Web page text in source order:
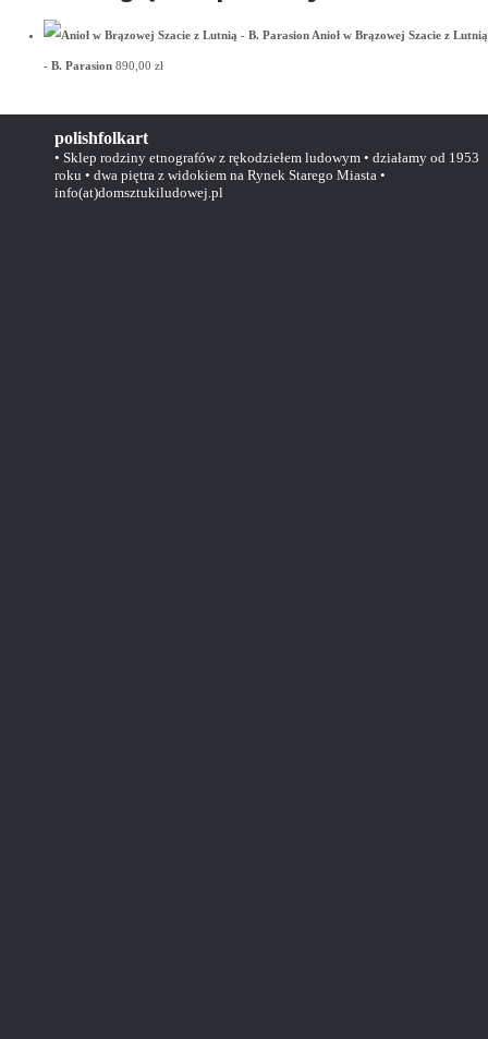
Anioł w Brązowej Szacie z Lutnią
- B. Parasion 890,00 zł
polishfolkart
• Sklep rodziny etnografów z rękodziełem ludowym • działamy od 1953
roku • dwa piętra z widokiem na Rynek Starego Miasta •
info(at)domsztukiludowej.pl